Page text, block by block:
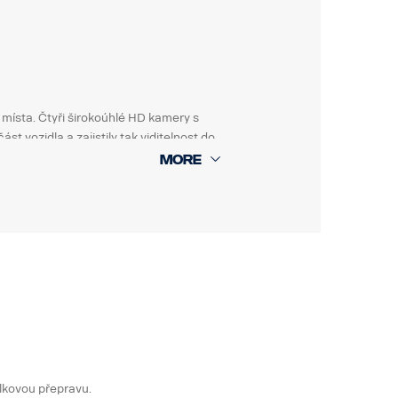
Čtyři širokoúhlé HD kamery s
vozidla a zajistily tak viditelnost do
přepravu.